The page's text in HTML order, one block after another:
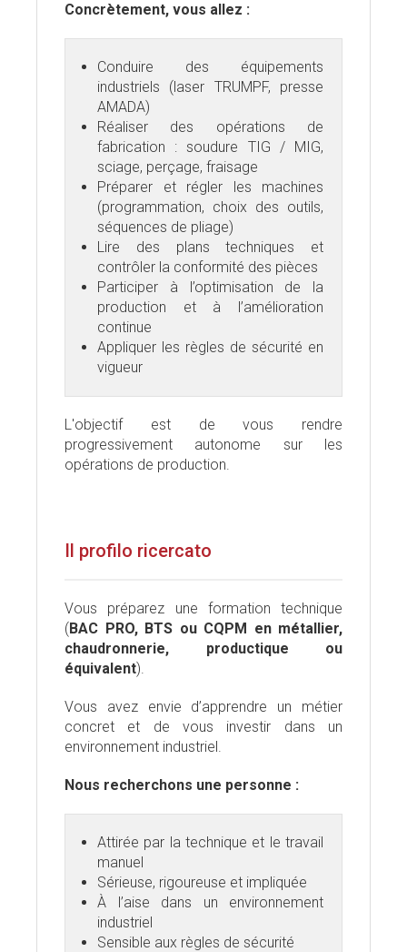
Concrètement, vous allez :
Conduire des équipements
industriels (laser TRUMPF, presse
AMADA)
Réaliser des opérations de
fabrication : soudure TIG / MIG,
sciage, perçage, fraisage
Préparer et régler les machines
(programmation, choix des outils,
séquences de pliage)
Lire des plans techniques et
contrôler la conformité des pièces
Participer à l’optimisation de la
production et à l’amélioration
continue
Appliquer les règles de sécurité en
vigueur
L'objectif est de vous rendre
progressivement autonome sur les
opérations de production.
Il profilo ricercato
Vous préparez une formation technique
(BAC PRO, BTS ou CQPM en métallier,
chaudronnerie, productique ou
équivalent).
Vous avez envie d’apprendre un métier
concret et de vous investir dans un
environnement industriel.
Nous recherchons une personne :
Attirée par la technique et le travail
manuel
Sérieuse, rigoureuse et impliquée
À l’aise dans un environnement
industriel
Sensible aux règles de sécurité